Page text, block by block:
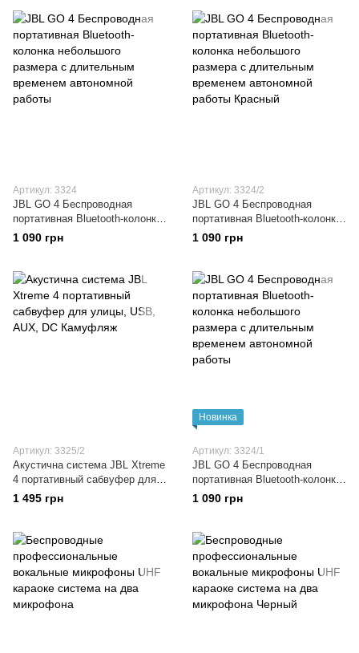
мероприятий
мероприятий
Артикул: 3324
JBL GO 4 Беспроводная
портативная Bluetooth-колонка
небольшого размера с
длительным временем
1 090 грн
Артикул: 3324/2
JBL GO 4 Беспроводная
портативная Bluetooth-колонка
небольшого размера с
длительным временем
1 090 грн
Артикул: 3325/2
Акустична система JBL Xtreme
4 портативный сабвуфер для
улицы, USB, AUX, DC
Камуфляж
1 495 грн
Новинка
Артикул: 3324/1
JBL GO 4 Беспроводная
портативная Bluetooth-колонка
небольшого размера с
длительным временем
1 090 грн